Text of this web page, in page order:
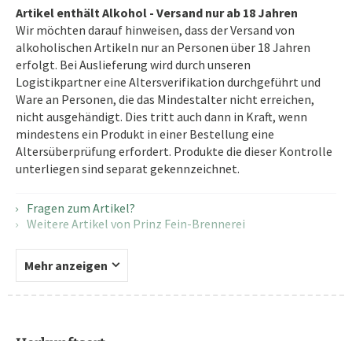
Artikel enthält Alkohol - Versand nur ab 18 Jahren
Wir möchten darauf hinweisen, dass der Versand von
alkoholischen Artikeln nur an Personen über 18 Jahren
erfolgt. Bei Auslieferung wird durch unseren
Logistikpartner eine Altersverifikation durchgeführt und
Ware an Personen, die das Mindestalter nicht erreichen,
nicht ausgehändigt. Dies tritt auch dann in Kraft, wenn
mindestens ein Produkt in einer Bestellung eine
Altersüberprüfung erfordert. Produkte die dieser Kontrolle
unterliegen sind separat gekennzeichnet.
Fragen zum Artikel?
Weitere Artikel von Prinz Fein-Brennerei
Mehr anzeigen